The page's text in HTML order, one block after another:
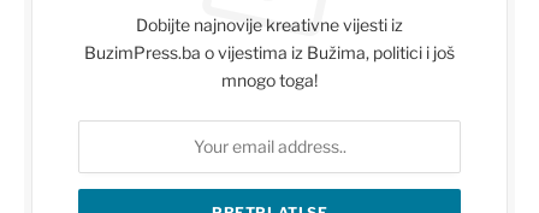
Dobijte najnovije kreativne vijesti iz
BuzimPress.ba o vijestima iz Bužima, politici i još
mnogo toga!